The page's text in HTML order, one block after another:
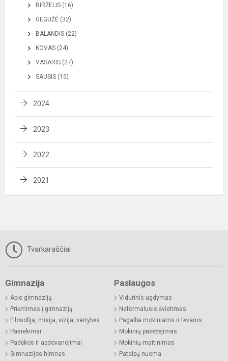
BIRŽELIS (16)
GEGUŽĖ (32)
BALANDIS (22)
KOVAS (24)
VASARIS (27)
SAUSIS (15)
2024
2023
2022
2021
Tvarkaraščiai
Gimnazija
Apie gimnaziją
Priėmimas į gimnaziją
Filosofija, misija, vizija, vertybės
Pasiekimai
Padėkos ir apdovanojimai
Gimnazijos himnas
Paslaugos
Vidurinis ugdymas
Neformalusis švietimas
Pagalba mokiniams ir tėvams
Mokinių pavėžėjimas
Mokinių maitinimas
Patalpų nuoma